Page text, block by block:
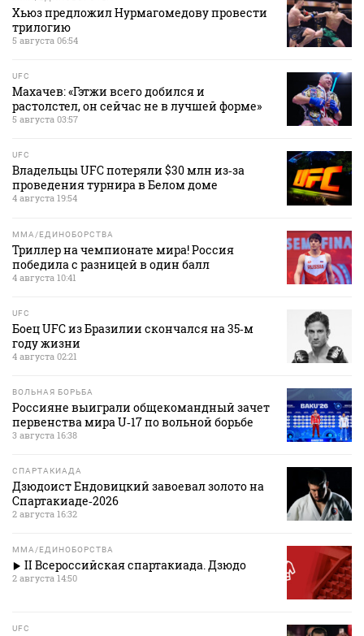
Хьюз предложил Нурмагомедову провести
трилогию
5 августа 06:54
UFC
Махачев: «Гэтжи всего добился и
растолстел, он сейчас не в лучшей форме»
5 августа 03:57
UFC
Владельцы UFC потеряли $30 млн из‑за
проведения турнира в Белом доме
4 августа 19:54
MMA/ЕДИНОБОРСТВА
Триллер на чемпионате мира! Россия
победила с разницей в один балл
4 августа 10:41
UFC
Боец UFC из Бразилии скончался на 35‑м
году жизни
4 августа 02:21
ВОЛЬНАЯ БОРЬБА
Россияне выиграли общекомандный зачет
первенства мира U‑17 по вольной борьбе
3 августа 16:38
СПАРТАКИАДА
Дзюдоист Ендовицкий завоевал золото на
Спартакиаде‑2026
2 августа 16:32
MMA/ЕДИНОБОРСТВА
II Всероссийская спартакиада. Дзюдо
2 августа 14:50
UFC